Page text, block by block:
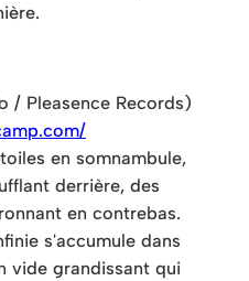
/ Pleasence Records)
en somnambule,
derrière, des
en contrebas.
s'accumule dans
vide grandissant qui